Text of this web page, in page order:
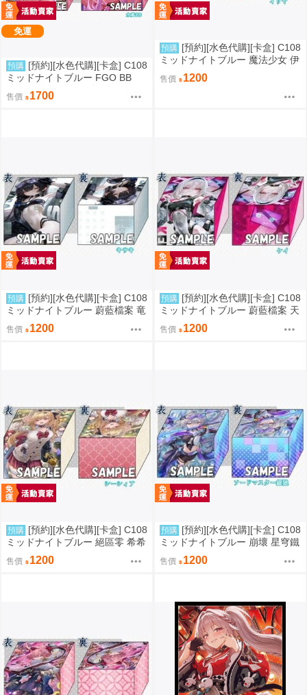
免運
預購 [預約][水色代購][卡盒] C108
ミッドナイトブルー FGO BB
售價 1700
預購 [預約][水色代購][卡盒] C108
ミッドナイトブルー 魔法少女 伊
莉雅
售價 1200
預購 [預約][水色代購][卡盒] C108
ミッドナイトブルー 蔚藍檔案 竜
華キサキ
售價 1200
預購 [預約][水色代購][卡盒] C108
ミッドナイトブルー 蔚藍檔案 天
童ケイ
售價 1200
預購 [預約][水色代購][卡盒] C108
ミッドナイトブルー 絕區零 希希
售價 1200
預購 [預約][水色代購][卡盒] C108
ミッドナイトブルー 崩壞 星穹鐵
道 銀狼
售價 1200